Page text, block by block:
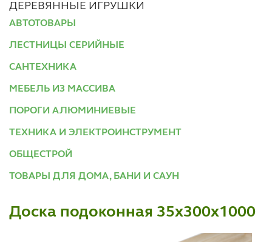
ДЕРЕВЯННЫЕ ИГРУШКИ
АВТОТОВАРЫ
ЛЕСТНИЦЫ СЕРИЙНЫЕ
САНТЕХНИКА
МЕБЕЛЬ ИЗ МАССИВА
ПОРОГИ АЛЮМИНИЕВЫЕ
ТЕХНИКА И ЭЛЕКТРОИНСТРУМЕНТ
ОБЩЕСТРОЙ
ТОВАРЫ ДЛЯ ДОМА, БАНИ И САУН
Доска подоконная 35х300х1000